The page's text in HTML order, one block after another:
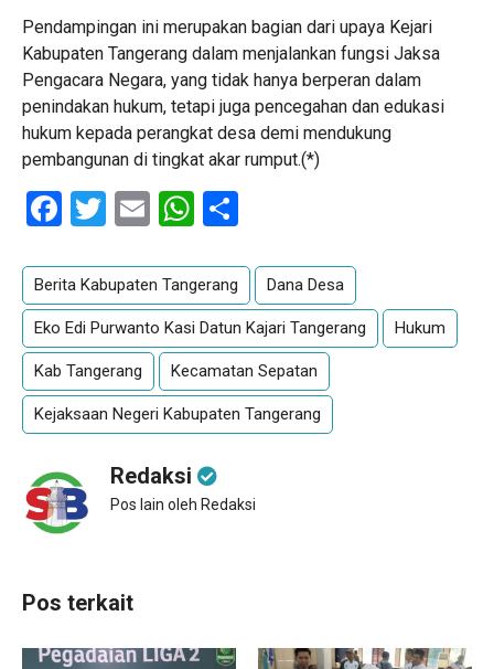
Pendampingan ini merupakan bagian dari upaya Kejari
Kabupaten Tangerang dalam menjalankan fungsi Jaksa
Pengacara Negara, yang tidak hanya berperan dalam
penindakan hukum, tetapi juga pencegahan dan edukasi
hukum kepada perangkat desa demi mendukung
pembangunan di tingkat akar rumput.(*)
Facebook
Twitter
EmailWhatsApp
Berita Kabupaten Tangerang Dana Desa
Eko Edi Purwanto Kasi Datun Kajari Tangerang Hukum
Kab Tangerang Kecamatan Sepatan
Kejaksaan Negeri Kabupaten Tangerang
Redaksi
Pos lain oleh Redaksi
Pos terkait